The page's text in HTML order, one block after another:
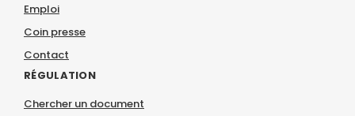
Emploi
Coin presse
Contact
RÉGULATION
Chercher un document